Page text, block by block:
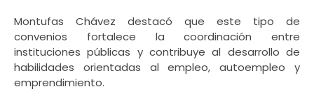
Montufas Chávez destacó que este tipo de
convenios fortalece la coordinación entre
instituciones públicas y contribuye al desarrollo de
habilidades orientadas al empleo, autoempleo y
emprendimiento.